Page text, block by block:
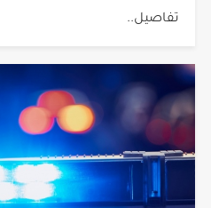
تفاصيل..